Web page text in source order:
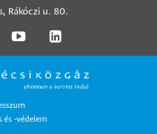
Rákóczi u. 80.
és -védelem